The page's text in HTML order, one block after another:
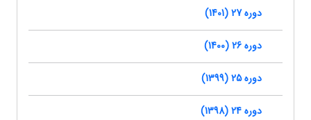
دوره 27 (1401)
دوره 26 (1400)
دوره 25 (1399)
دوره 24 (1398)